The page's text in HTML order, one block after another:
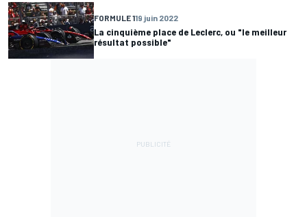
FORMULE 119 juin 2022
La cinquième place de Leclerc, ou "le meilleur
résultat possible"